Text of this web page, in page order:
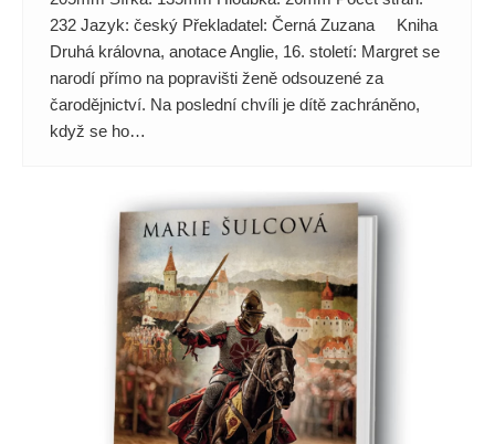
232 Jazyk: český Překladatel: Černá Zuzana Kniha
Druhá královna, anotace Anglie, 16. století: Margret se
narodí přímo na popravišti ženě odsouzené za
čarodějnictví. Na poslední chvíli je dítě zachráněno,
když se ho…